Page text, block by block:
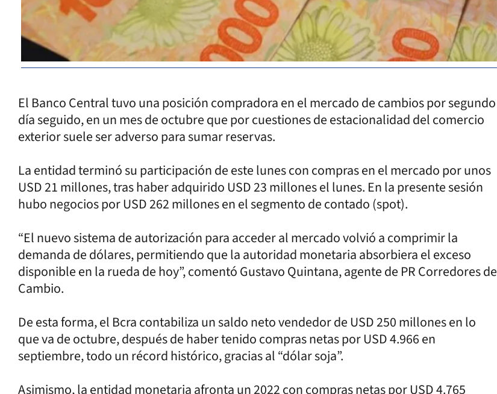
El Banco Central tuvo una posición compradora en el mercado de cambios por segundo
día seguido, en un mes de octubre que por cuestiones de estacionalidad del comercio
exterior suele ser adverso para sumar reservas.
La entidad terminó su participación de este lunes con compras en el mercado por unos
USD 21 millones, tras haber adquirido USD 23 millones el lunes. En la presente sesión
hubo negocios por USD 262 millones en el segmento de contado (spot).
“El nuevo sistema de autorización para acceder al mercado volvió a comprimir la
demanda de dólares, permitiendo que la autoridad monetaria absorbiera el exceso
disponible en la rueda de hoy”, comentó Gustavo Quintana, agente de PR Corredores de
Cambio.
De esta forma, el Bcra contabiliza un saldo neto vendedor de USD 250 millones en lo
que va de octubre, después de haber tenido compras netas por USD 4.966 en
septiembre, todo un récord histórico, gracias al “dólar soja”.
Asimismo, la entidad monetaria afronta un 2022 con compras netas por USD 4.765